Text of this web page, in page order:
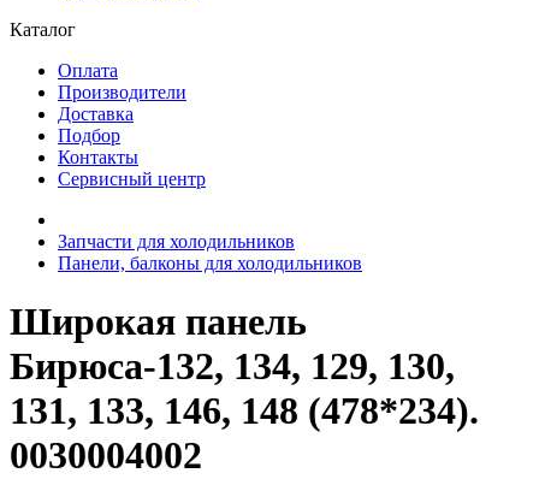
Каталог
Оплата
Производители
Доставка
Подбор
Контакты
Сервисный центр
Запчасти для холодильников
Панели, балконы для холодильников
Широкая панель
Бирюса-132, 134, 129, 130,
131, 133, 146, 148 (478*234).
0030004002